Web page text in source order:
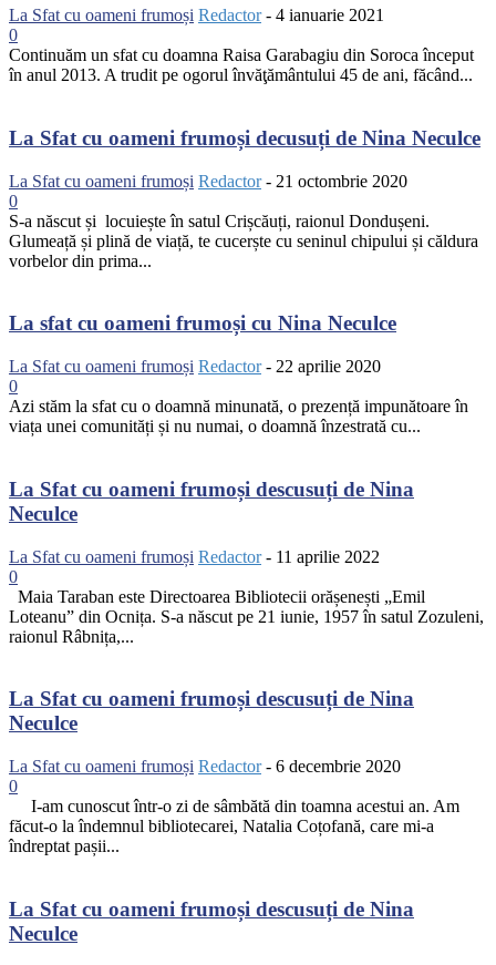
La Sfat cu oameni frumoși Redactor - 4 ianuarie 2021
0
Continuăm un sfat cu doamna Raisa Garabagiu din Soroca început
în anul 2013. A trudit pe ogorul învăţământului 45 de ani, făcând...
La Sfat cu oameni frumoși decusuți de Nina Neculce
La Sfat cu oameni frumoși Redactor - 21 octombrie 2020
0
S-a născut și locuiește în satul Crișcăuți, raionul Dondușeni.
Glumeață și plină de viață, te cucerște cu seninul chipului și căldura
vorbelor din prima...
La sfat cu oameni frumoși cu Nina Neculce
La Sfat cu oameni frumoși Redactor - 22 aprilie 2020
0
Azi stăm la sfat cu o doamnă minunată, o prezență impunătoare în
viața unei comunități și nu numai, o doamnă înzestrată cu...
La Sfat cu oameni frumoși descusuți de Nina
Neculce
La Sfat cu oameni frumoși Redactor - 11 aprilie 2022
0
Maia Taraban este Directoarea Bibliotecii orășenești „Emil
Loteanu” din Ocnița. S-a născut pe 21 iunie, 1957 în satul Zozuleni,
raionul Râbnița,...
La Sfat cu oameni frumoși descusuți de Nina
Neculce
La Sfat cu oameni frumoși Redactor - 6 decembrie 2020
0
I-am cunoscut într-o zi de sâmbătă din toamna acestui an. Am
făcut-o la îndemnul bibliotecarei, Natalia Coțofană, care mi-a
îndreptat pașii...
La Sfat cu oameni frumoși descusuți de Nina
Neculce